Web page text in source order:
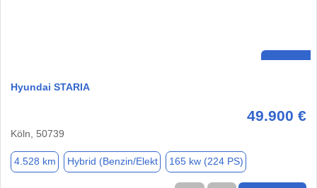
Hyundai STARIA
49.900 €
Köln, 50739
4.528 km Hybrid (Benzin/Elekt 165 kw (224 PS)